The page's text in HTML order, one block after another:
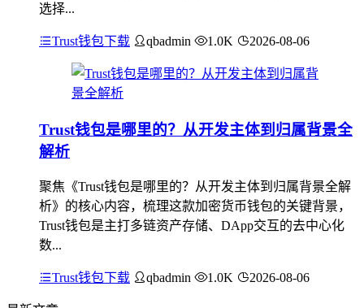
选择...
Trust钱包下载 qbadmin 1.0K 2026-08-06
Trust钱包是哪里的？从开发主体到归属背景全
解析
聚焦《Trust钱包是哪里的？从开发主体到归属背景全解
析》的核心内容，梳理这款加密货币钱包的关键背景，
Trust钱包是主打多链资产存储、DApp交互的去中心化
数...
Trust钱包下载 qbadmin 1.0K 2026-08-06